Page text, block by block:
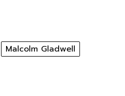
Malcolm Gladwell